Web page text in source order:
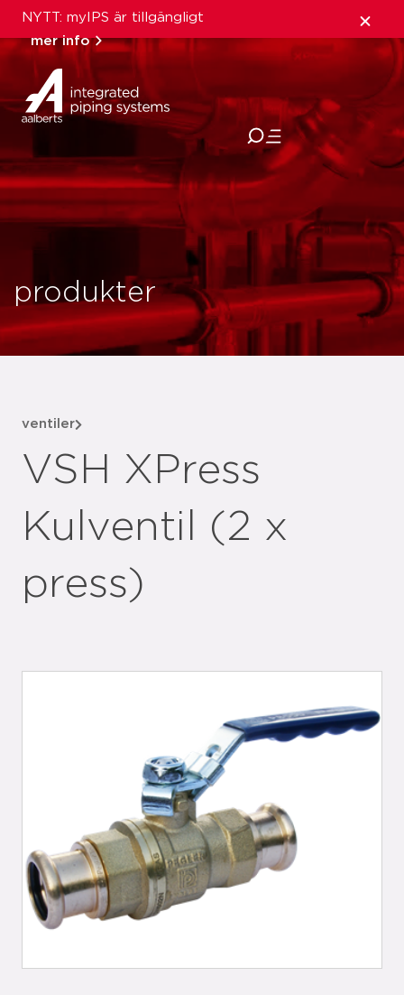
NYTT: myIPS är tillgängligt
mer info
stäng
produkter
ventiler
VSH XPress
Kulventil (2 x
press)